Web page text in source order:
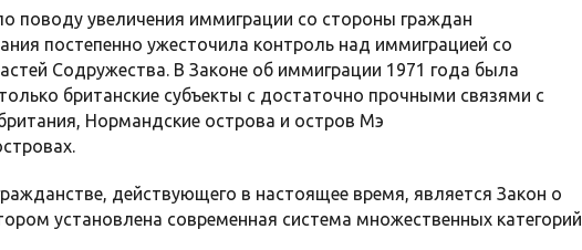
поводу увеличения иммиграции со стороны граждан
постепенно ужесточила контроль над иммиграцией со
Содружества. В Законе об иммиграции 1971 года была
британские субъекты с достаточно прочными связями с
Нормандские острова и остров Мэ
действующего в настоящее время, является Закон о
установлена современная система множественных категорий